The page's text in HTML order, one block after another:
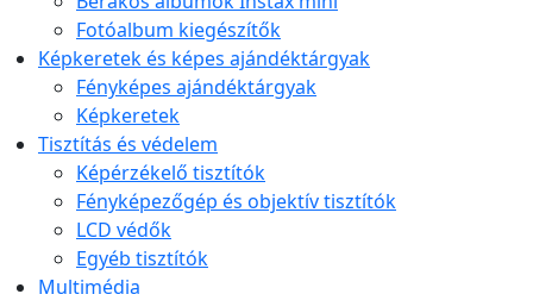
Fotóalbum kiegészítők
Képkeretek és képes ajándéktárgyak
Fényképes ajándéktárgyak
Képkeretek
Tisztítás és védelem
Képérzékelő tisztítók
Fényképezőgép és objektív tisztítók
LCD védők
Egyéb tisztítók
Multimédia